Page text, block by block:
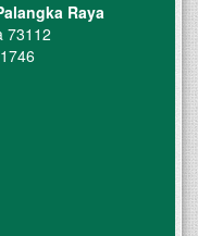
Raya
73112